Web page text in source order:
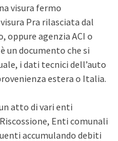
visura fermo
Pra rilasciata dal
agenzia ACI o
un documento che si
i dati tecnici dell’auto
estera o Italia.
atto di vari enti
Enti comunali
accumulando debiti